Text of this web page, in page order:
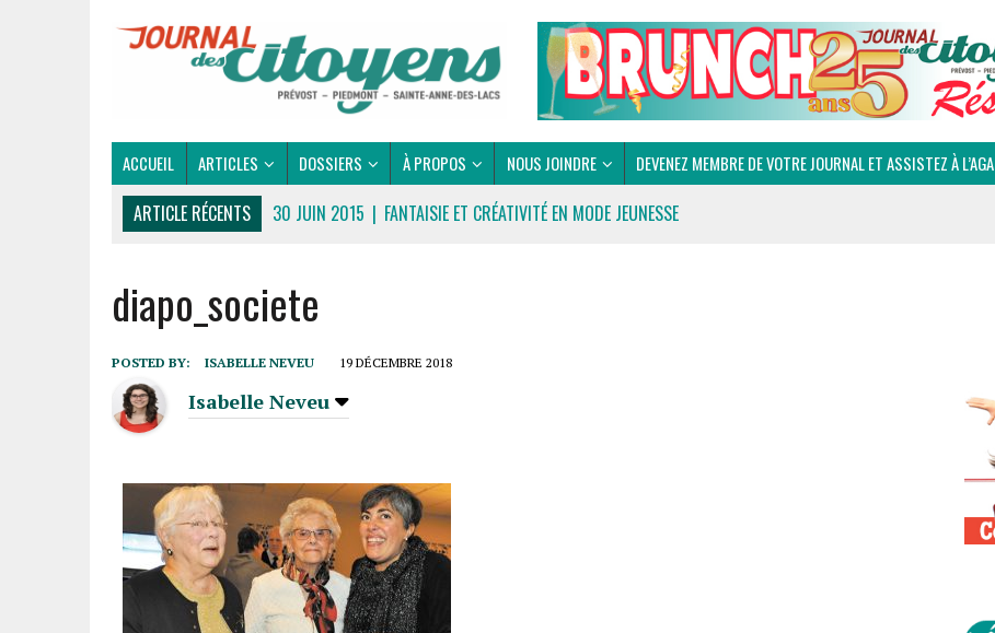
ACCUEIL ARTICLES DOSSIERS À PROPOS NOUS JOINDRE DEVENEZ MEMBRE DE VOTRE JOURNAL ET ASSISTEZ À L’AGA
ARTICLE RÉCENTS 30 JUIN 2015 | FANTAISIE ET CRÉATIVITÉ EN MODE JEUNESSE
16 JUILLET 2026
CULTURE
16 JUILLET 2026 | POLITIQUE
16 JUILLET 2026 | ENVIRONNEMENT
16 JUILLET 2026 | COMMUNAUTAIRE
14 OCTOBRE 2015
diapo_societe
POSTED BY: ISABELLE NEVEU 19 DÉCEMBRE 2018
Isabelle Neveu